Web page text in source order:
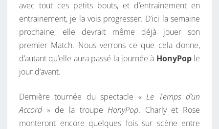
avec tout ces petits bouts, et d’entrainement en
entrainement, je la vois progresser. D’ici la semaine
prochaine, elle devrait même déjà jouer son
premier Match. Nous verrons ce que cela donne,
d’autant qu’elle aura passé la journée à HonyPople
jour d’avant.
Dernière tournée du spectacle «Le Temps d’un
Accord» de la troupeHonyPop. Charly et Rose
monteront encore quelques fois sur scène entre